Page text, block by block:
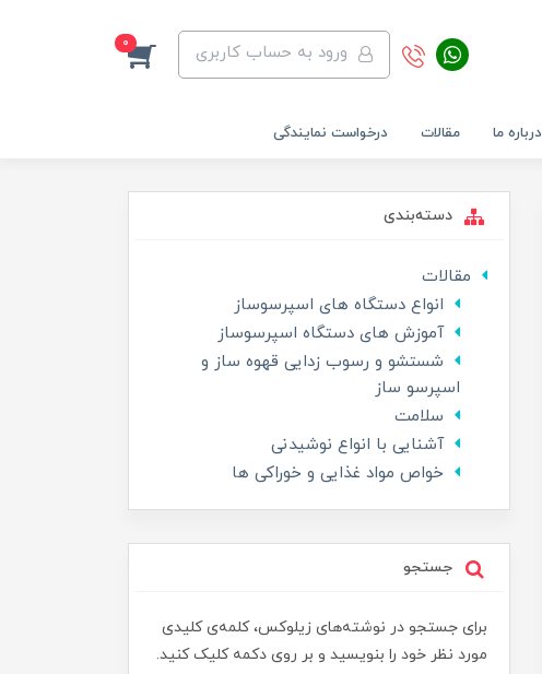
ورود به حساب کاربری 0
درباره ما مقالات درخواست نمایندگی
دسته‌بندی
مقالات
انواع دستگاه های اسپرسوساز
آموزش های دستگاه اسپرسوساز
شستشو و رسوب زدایی قهوه ساز و
اسپرسو ساز
سلامت
آشنایی با انواع نوشیدنی
خواص مواد غذایی و خوراکی ها
جستجو
برای جستجو در نوشته‌های زیلوکس، کلمه‌ی کلیدی
مورد نظر خود را بنویسید و بر روی دکمه کلیک کنید.